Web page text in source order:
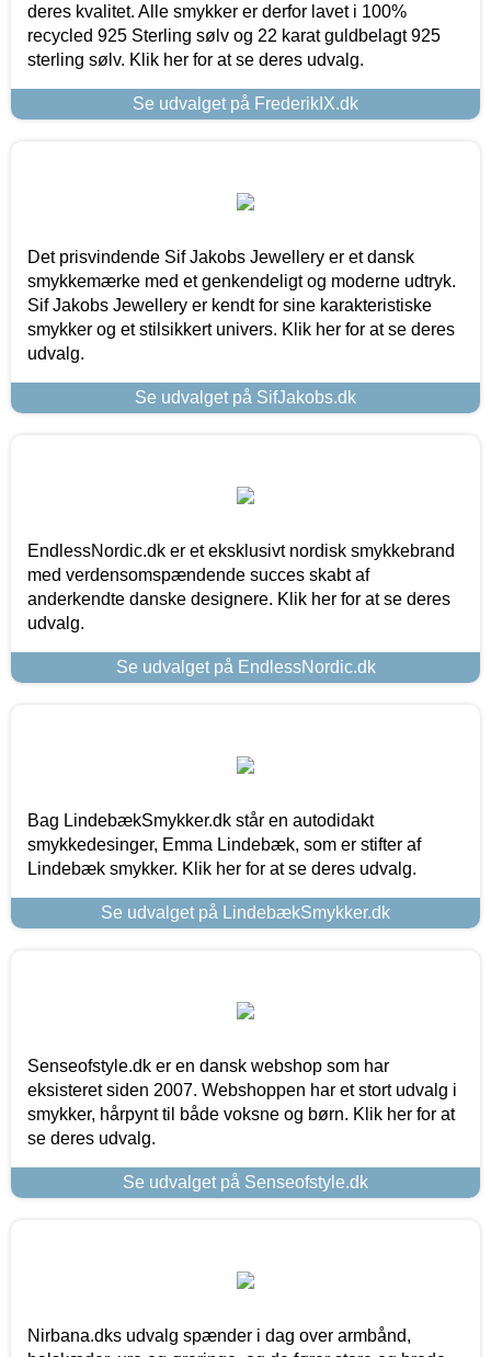
deres kvalitet. Alle smykker er derfor lavet i 100%
recycled 925 Sterling sølv og 22 karat guldbelagt 925
sterling sølv. Klik her for at se deres udvalg.
Se udvalget på FrederikIX.dk
Det prisvindende Sif Jakobs Jewellery er et dansk
smykkemærke med et genkendeligt og moderne udtryk.
Sif Jakobs Jewellery er kendt for sine karakteristiske
smykker og et stilsikkert univers. Klik her for at se deres
udvalg.
Se udvalget på SifJakobs.dk
EndlessNordic.dk er et eksklusivt nordisk smykkebrand
med verdensomspændende succes skabt af
anderkendte danske designere. Klik her for at se deres
udvalg.
Se udvalget på EndlessNordic.dk
Bag LindebækSmykker.dk står en autodidakt
smykkedesinger, Emma Lindebæk, som er stifter af
Lindebæk smykker. Klik her for at se deres udvalg.
Se udvalget på LindebækSmykker.dk
Senseofstyle.dk er en dansk webshop som har
eksisteret siden 2007. Webshoppen har et stort udvalg i
smykker, hårpynt til både voksne og børn. Klik her for at
se deres udvalg.
Se udvalget på Senseofstyle.dk
Nirbana.dks udvalg spænder i dag over armbånd,